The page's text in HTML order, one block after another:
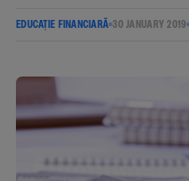
Campanii
BT Pay
Evenimente
EDUCAȚIE FINANCIARĂ 30 JANUARY 2019